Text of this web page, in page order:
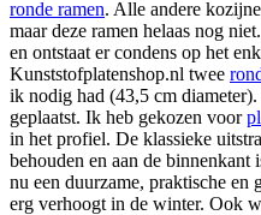
ronde ramen. Alle andere
maar deze ramen helaas nog
en ontstaat er condens op het
Kunststofplatenshop.nl twee
ik nodig had (43,5 cm
geplaatst. Ik heb gekozen voor
in het profiel. De klassieke
behouden en aan de
nu een duurzame, praktische en
erg verhoogt in de winter. Ook